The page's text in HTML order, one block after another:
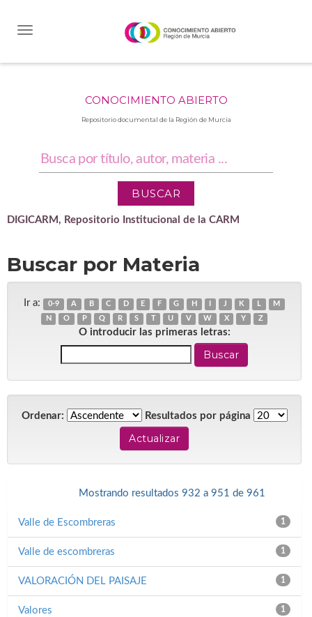
CONOCIMIENTO ABIERTO
Repositorio documental de la Región de Murcia
DIGICARM, Repositorio Institucional de la CARM
Buscar por Materia
Ir a: 0-9 A B C D E F G H J K L
M
N
O P Q R S U V W X Y Z
O introducir las primeras letras:
Ordenar: Resultados por página
Mostrando resultados 932 a 951 de 961
Valle de Escombreras
1
Valle de escombreras 1
VALORACIÓN DEL PAISAJE 1
Valores 1